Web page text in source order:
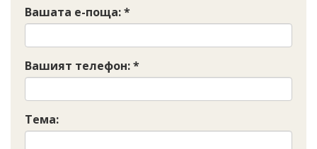
Вашата е-поща: *
Вашият телефон: *
Тема: